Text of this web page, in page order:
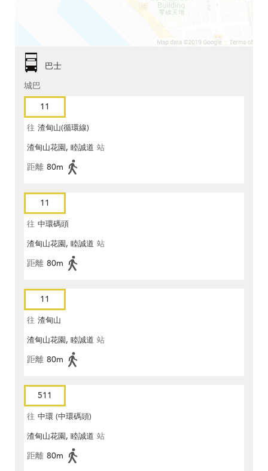
巴士
城巴
11
往 渣甸山(循環線)
渣甸山花園, 睦誠道 站
距離 80m
11
往 中環碼頭
渣甸山花園, 睦誠道 站
距離 80m
11
往 渣甸山
渣甸山花園, 睦誠道 站
距離 80m
511
往 中環 (中環碼頭)
渣甸山花園, 睦誠道 站
距離 80m